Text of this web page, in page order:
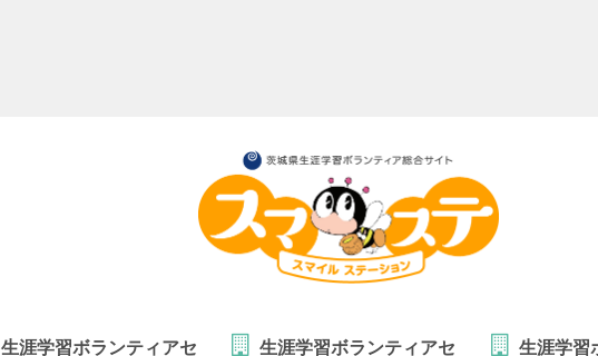
生涯学習ボランティアセ 生涯学習ボランティアセ 生涯学習